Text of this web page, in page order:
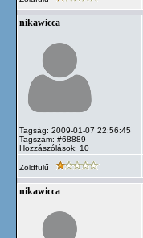
nikawicca
Tagság: 2009-01-07 22:56:45
Tagszám: #68889
Hozzászólások: 10
Zöldfülű
nikawicca